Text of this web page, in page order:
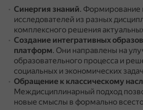
Синергия знаний. Формирование
исследователей из разных
комплексного решения
Создание интегративных
платформ. Они направлены на
образовательного процесса и
социальных и экономических
Обращение к классическому
Междисциплинарный подход
новые смыслы в формально